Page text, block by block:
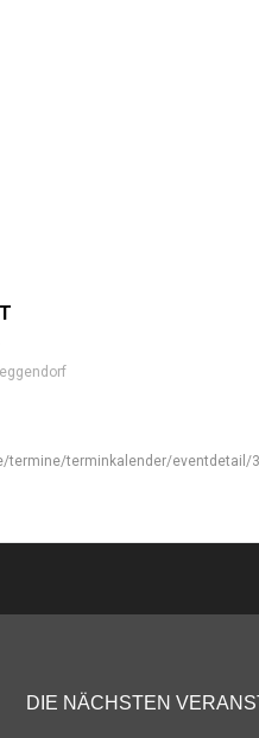
termine/terminkalender/eventdetail/
DIE NÄCHSTEN